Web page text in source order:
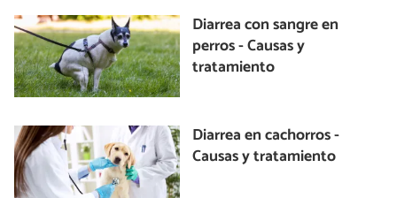
Diarrea con sangre en
perros - Causas y
tratamiento
Diarrea en cachorros -
Causas y tratamiento